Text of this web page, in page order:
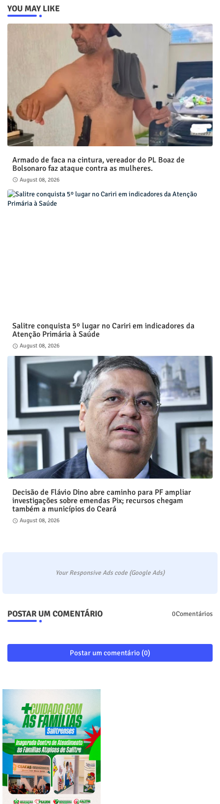
YOU MAY LIKE
Armado de faca na cintura, vereador do PL Boaz de
Bolsonaro faz ataque contra as mulheres.
August 08, 2026
Salitre conquista 5º lugar no Cariri em indicadores da
Atenção Primária à Saúde
August 08, 2026
Decisão de Flávio Dino abre caminho para PF ampliar
investigações sobre emendas Pix; recursos chegam
também a municípios do Ceará
August 08, 2026
Your Responsive Ads code (Google Ads)
POSTAR UM COMENTÁRIO 0Comentários
Postar um comentário (0)